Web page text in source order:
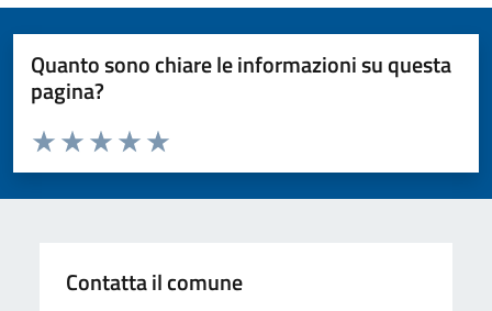
Quanto sono chiare le informazioni su questa
pagina?
Valuta da 1 a 5 stelle la pagina
Valuta 5 stelle su 5
Valuta 4 stelle su 5
Valuta 3 stelle su 5
Valuta 2 stelle su 5
Valuta 1 stelle su 5
Contatta il comune